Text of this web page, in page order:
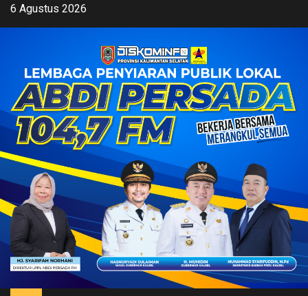
Skip6 Agustus 2026